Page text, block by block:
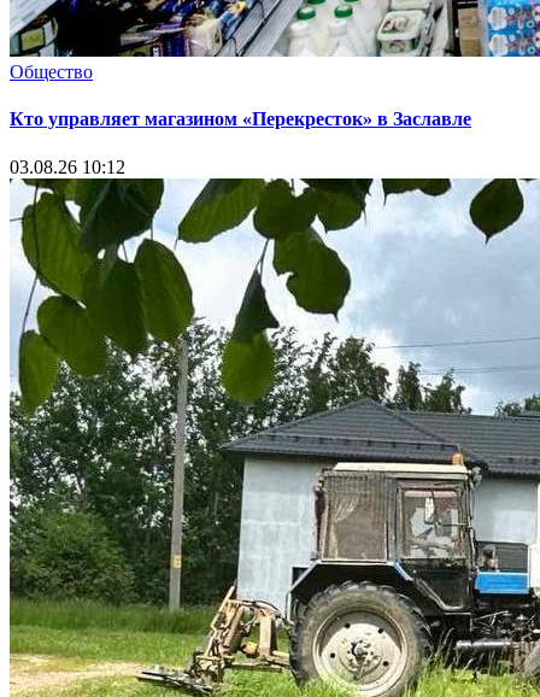
Общество
Кто управляет магазином «Перекресток» в Заславле
03.08.26 10:12